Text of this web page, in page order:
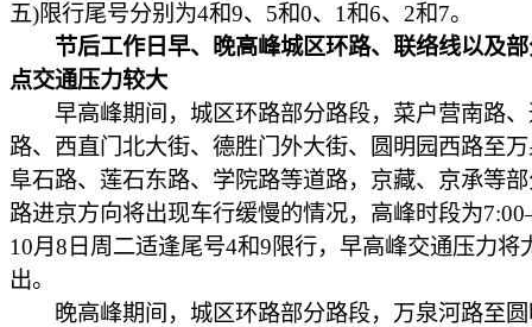
五)限行尾号分别为4和9、5和0、1和6、2和7。
节后工作日早、晚高峰城区环路、联络线以及
点交通压力较大
早高峰期间，城区环路部分路段，菜户营南路、
路、西直门北大街、德胜门外大街、圆明园西路至
阜石路、莲石东路、学院路等道路，京藏、京承等
路进京方向将出现车行缓慢的情况，高峰时段为
10月8日周二适逢尾号4和9限行，早高峰交通压力将
出。
晚高峰期间，城区环路部分路段，万泉河路至圆